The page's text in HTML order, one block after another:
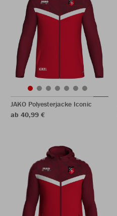
JAKO Polyesterjacke Iconic
ab 40,99 €